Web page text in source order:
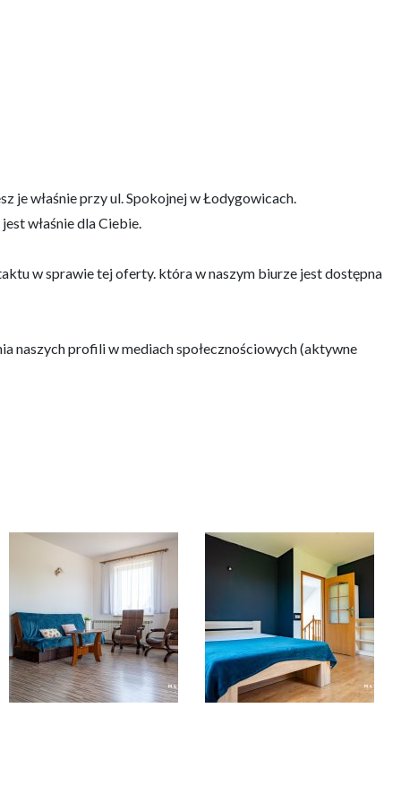
je właśnie przy ul. Spokojnej w Łodygowicach.
właśnie dla Ciebie.
w sprawie tej oferty. która w naszym biurze jest dostępna
naszych profili w mediach społecznościowych (aktywne